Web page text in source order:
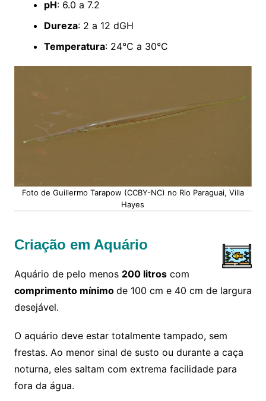
pH: 6.0 a 7.2
Dureza: 2 a 12 dGH
Temperatura: 24°C a 30°C
Foto de Guillermo Tarapow (CCBY-NC) no Rio Paraguai, Villa
Hayes
Criação em Aquário
Aquário de pelo menos 200 litroscom
comprimento mínimo de 100 cm e 40 cm de largura
desejável.
O aquário deve estar totalmente tampado, sem
frestas. Ao menor sinal de susto ou durante a caça
noturna, eles saltam com extrema facilidade para
fora da água.